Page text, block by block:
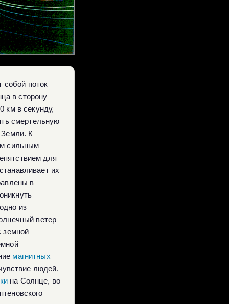
собой поток
в сторону
км в секунду,
смертельную
Земли. К
сильным
для
их
в
из
ветер
земной
магнитных
людей.
на Солнце, во